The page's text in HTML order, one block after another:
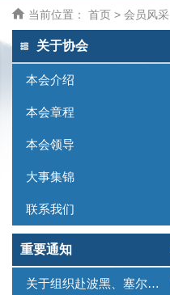
当前位置： 首页 > 会员风采
关于协会
本会介绍
本会章程
本会领导
大事集锦
联系我们
重要通知
关于组织赴波黑、塞尔维亚商务考察的函